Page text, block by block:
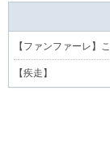
【 ファンファーレ 】
【疾走 】